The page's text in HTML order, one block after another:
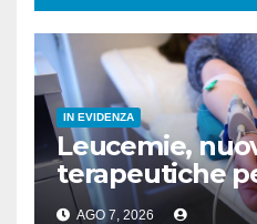
IN EVIDENZA
Leucemie,
terapeutiche
acute
AGO 7, 2026